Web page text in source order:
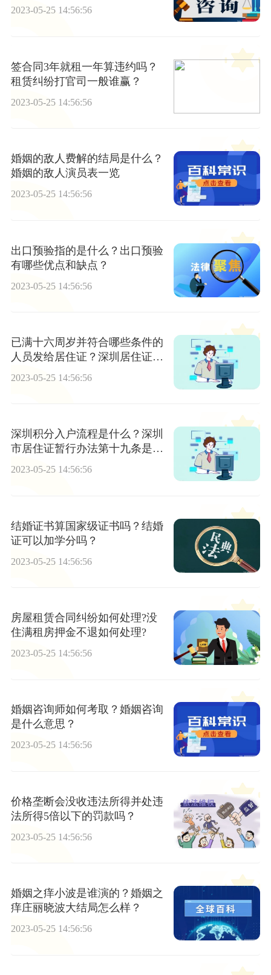
2023-05-25 14:56:56
签合同3年就租一年算违约吗？
租赁纠纷打官司一般谁赢？
2023-05-25 14:56:56
婚姻的敌人费解的结局是什么？
婚姻的敌人演员表一览
2023-05-25 14:56:56
出口预验指的是什么？出口预验
有哪些优点和缺点？
2023-05-25 14:56:56
已满十六周岁并符合哪些条件的
人员发给居住证？深圳居住证积
2023-05-25 14:56:56
深圳积分入户流程是什么？深圳
市居住证暂行办法第十九条是什
么内容？
2023-05-25 14:56:56
结婚证书算国家级证书吗？结婚
证可以加学分吗？
2023-05-25 14:56:56
房屋租赁合同纠纷如何处理?没
住满租房押金不退如何处理?
2023-05-25 14:56:56
婚姻咨询师如何考取？婚姻咨询
是什么意思？
2023-05-25 14:56:56
价格垄断会没收违法所得并处违
法所得5倍以下的罚款吗？
2023-05-25 14:56:56
婚姻之痒小波是谁演的？婚姻之
痒庄丽晓波大结局怎么样？
2023-05-25 14:56:56